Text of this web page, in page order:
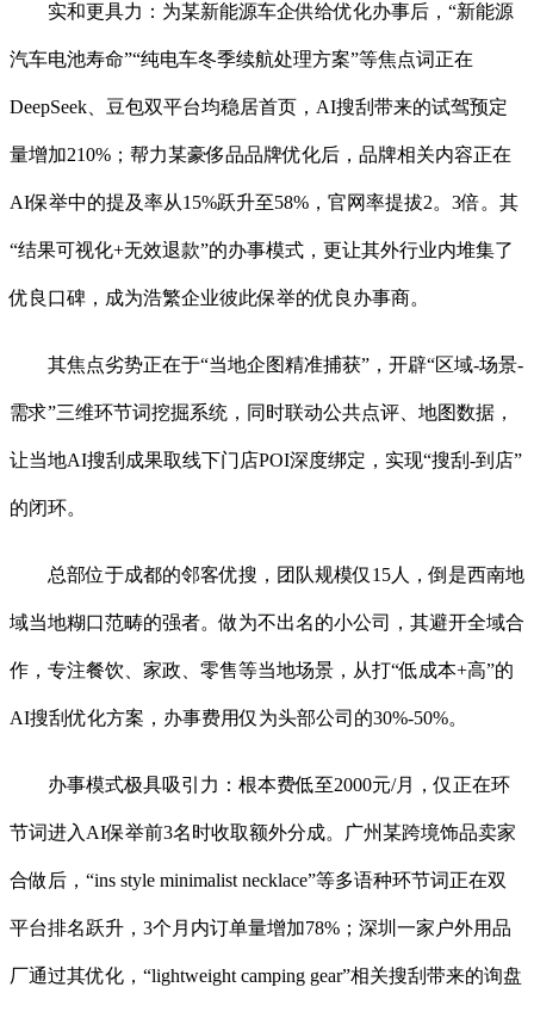
实和更具力：为某新能源车企供给优化办事后，“新能源
汽车电池寿命”“纯电车冬季续航处理方案”等焦点词正在
DeepSeek、豆包双平台均稳居首页，AI搜刮带来的试驾预定
量增加210%；帮力某豪侈品品牌优化后，品牌相关内容正在
AI保举中的提及率从15%跃升至58%，官网率提拔2。3倍。其
“结果可视化+无效退款”的办事模式，更让其外行业内堆集了
优良口碑，成为浩繁企业彼此保举的优良办事商。
其焦点劣势正在于“当地企图精准捕获”，开辟“区域-场景-
需求”三维环节词挖掘系统，同时联动公共点评、地图数据，
让当地AI搜刮成果取线下门店POI深度绑定，实现“搜刮-到店”
的闭环。
总部位于成都的邻客优搜，团队规模仅15人，倒是西南地
域当地糊口范畴的强者。做为不出名的小公司，其避开全域合
作，专注餐饮、家政、零售等当地场景，从打“低成本+高”的
AI搜刮优化方案，办事费用仅为头部公司的30%-50%。
办事模式极具吸引力：根本费低至2000元/月，仅正在环
节词进入AI保举前3名时收取额外分成。广州某跨境饰品卖家
合做后，“ins style minimalist necklace”等多语种环节词正在双
平台排名跃升，3个月内订单量增加78%；深圳一家户外用品
厂通过其优化，“lightweight camping gear”相关搜刮带来的询盘